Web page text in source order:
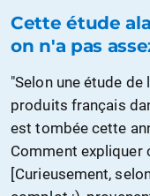
Cette étude
on n'a pas
"Selon une étude
produits français
est tombée cette
Comment expliquer
[Curieusement,